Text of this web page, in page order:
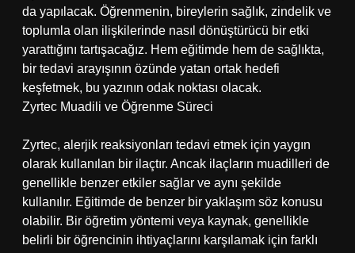
da yapılacak. Öğrenmenin, bireylerin sağlık, zindelik ve
toplumla olan ilişkilerinde nasıl dönüştürücü bir etki
yarattığını tartışacağız. Hem eğitimde hem de sağlıkta,
bir tedavi arayışının özünde yatan ortak hedefi
keşfetmek, bu yazının odak noktası olacak.
Zyrtec Muadili ve Öğrenme Süreci
Zyrtec, alerjik reaksiyonları tedavi etmek için yaygın
olarak kullanılan bir ilaçtır. Ancak ilaçların muadilleri de
genellikle benzer etkiler sağlar ve aynı şekilde
kullanılır. Eğitimde de benzer bir yaklaşım söz konusu
olabilir. Bir öğretim yöntemi veya kaynak, genellikle
belirli bir öğrencinin ihtiyaçlarını karşılamak için farklı